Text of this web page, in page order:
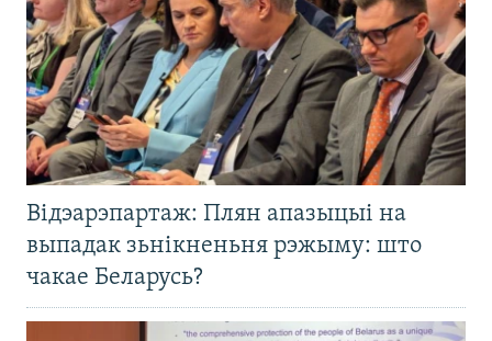
Відэарэпартаж: Плян апазыцыі на
выпадак зьнікненьня рэжыму: што
чакае Беларусь?